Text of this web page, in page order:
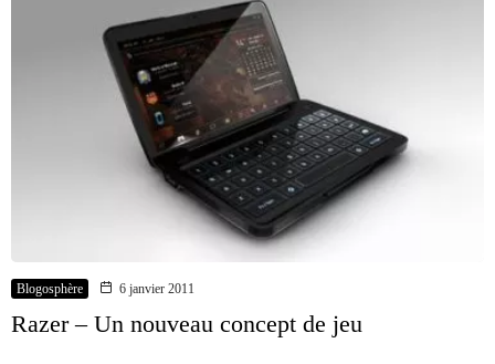
Blogosphère 6 janvier 2011
Razer – Un nouveau concept de jeu